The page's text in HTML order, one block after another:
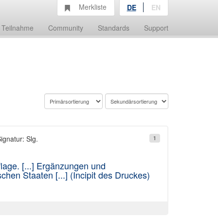
Teilnahme Community Standards Support
Merkliste DE EN
1
Slg.
[...] Ergänzungen und
Staaten [...] (Incipit des Druckes)